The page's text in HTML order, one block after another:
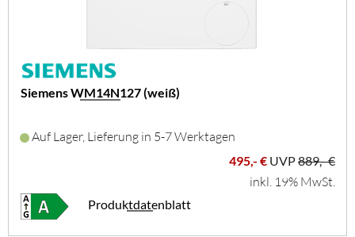
Siemens WM14N127 (weiß)
Auf Lager, Lieferung in 5-7 Werktagen
495,- € UVP889,- €
inkl. 19% MwSt.
Produktdatenblatt